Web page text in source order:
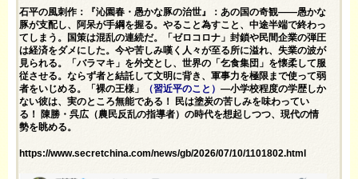
石平の風刺作：『沁園春・愚かな豚の治世』：あの国の奇観――愚かな
豚が支配し、阿呆が手綱を握る。やること為すこと、中途半端で終わっ
てしまう。国策は混乱の連続だ。「ゼロコロナ」封鎖や民間企業の弾圧
は経済をダメにした。今や苦しみ嘆く人々が至る所に溢れ、失業の波が
見られる。「バラマキ」を外交とし、世界の「乞食集団」を懐柔して服
従させる。ならず者と結託して文明に背き、軍事力を極限まで使って弱
者をいじめる。「裸の王様」
（習近平のこと）―小学校程度の学歴しか
ない彼は、実のところ無能である！ 民は塗炭の苦しみを味わってい
る！ 陳勝・呉広（農民反乱の指導者）の時代を想起しつつ、現代の情
勢を眺める。
https://www.secretchina.com/news/gb/2026/07/10/1101802.html